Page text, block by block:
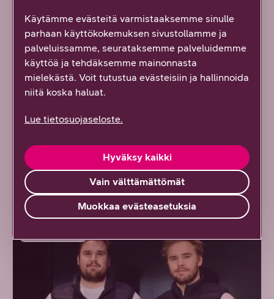
7/2026 DNA YRITYKSILLE
Uusi tapa hallinnoida suuria
lähiverkkoja: DNA Managed
Network Premium tarjoaa
ainutlaatuisen ratkaisun
verkkoympäristöjen haasteisiin
Käytämme evästeitä varmistaaksemme sinulle
parhaan käyttökokemuksen sivustollamme ja
palveluissamme, seurataksemme palveluidemme
käyttöä ja tehdäksemme mainonnasta
mielekästä. Voit tutustua evästeisiin ja hallinnoida
niitä koska haluat.
Lue tietosuojaseloste.
Vain välttämättömät
Hyväksy kaikki
Muokkaa evästeasetuksia